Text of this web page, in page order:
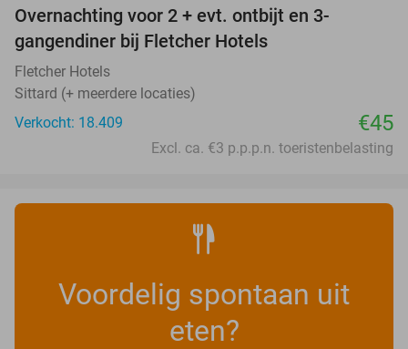
Overnachting voor 2 + evt. ontbijt en 3-
gangendiner bij Fletcher Hotels
Fletcher Hotels
Sittard (+ meerdere locaties)
Verkocht: 18.409
€45
Excl. ca. €3 p.p.p.n. toeristenbelasting
Voordelig spontaan uit
eten?